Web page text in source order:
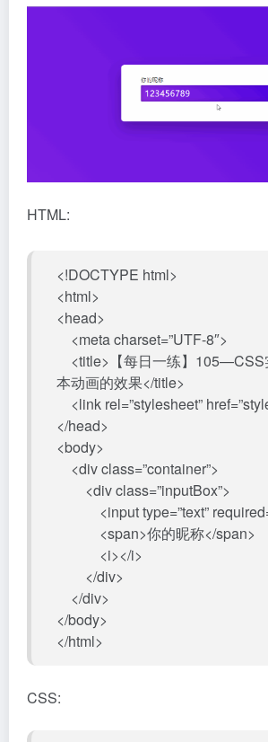
HTML:
<!DOCTYPE html>
<html>
<head>
<meta charset=”UTF-8″>
<title>【每日一练】105—CSS
本动画的效果</title>
<link rel=”stylesheet”
</head>
<body>
<div class=”container”>
<div class=”inputBox”>
<input type=”text”
<span>你的昵称</span>
<i></i>
</div>
</div>
</body>
</html>
CSS: